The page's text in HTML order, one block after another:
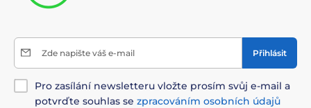
Zde napište váš e-mail Přihlásit
Pro zasílání newsletteru vložte prosím svůj e-mail a
potvrďte souhlas se zpracováním osobních údajů